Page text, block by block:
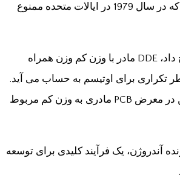
مواد شیمیایی هستند که در سال 1979 در ایالات متحده ممنوع
اول، تیم براون توضیح داد، DDE مادر با وزن کم وزن همراه
تکراری برای اوتیسم به حساب می آید.
در مقابل، قرار گرفتن در معرض PCB مادری به وزن کم مربوط
آندروژن، یک فرآیند کلیدی برای توسعه